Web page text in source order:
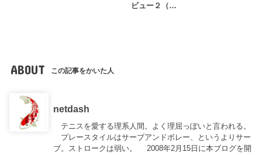
ビュー２（…
ABOUT この記事をかいた人
netdash
テニスを愛する理系人間。よく理屈っぽいと言われる。
プレースタイルはサーブアンドボレー、というよりサー
ブ。ストロークは弱い。 2008年2月15日に本ブログを開